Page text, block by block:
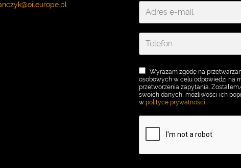
Wyrażam zgodę na
osobowych w celu odpowiedzi na
przetworzenia zapytania.
swoich danych, możliwości ich
w polityce prywatności.